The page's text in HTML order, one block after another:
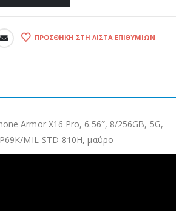
ΠΡΟΣΘΉΚΗ ΣΤΗ ΛΊΣΤΑ ΕΠΙΘΥΜΙΏΝ
Armor X16 Pro, 6.56″, 8/256GB, 5G,
MIL-STD-810H, μαύρο